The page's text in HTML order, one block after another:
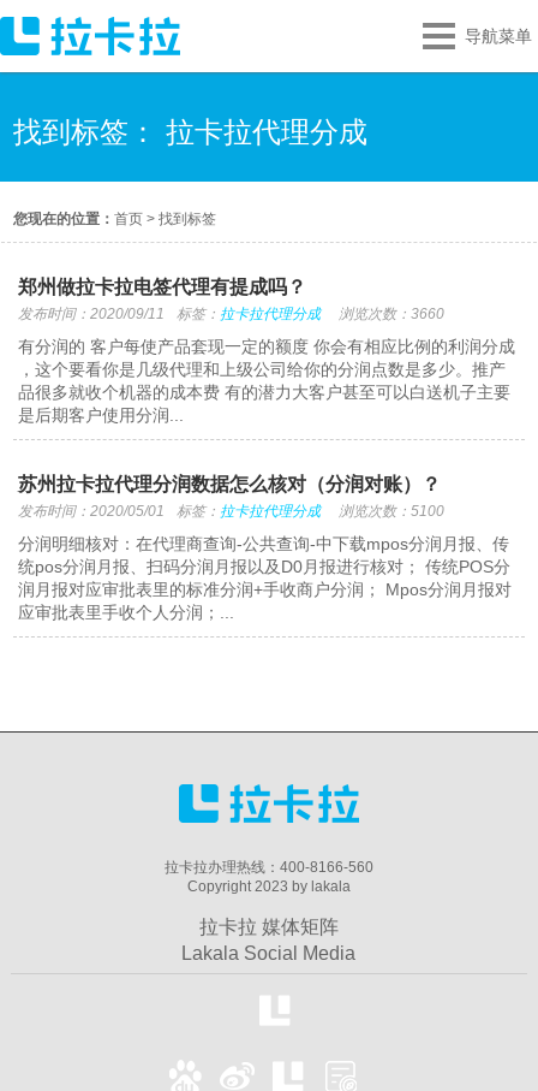
导航菜单
找到标签： 拉卡拉代理分成
您现在的位置：首页 >找到标签
郑州做拉卡拉电签代理有提成吗？
发布时间：2020/09/11 标签： 拉卡拉代理分成 浏览次数：3660
有分润的 客户每使产品套现一定的额度 你会有相应比例的利润分成
，这个要看你是几级代理和上级公司给你的分润点数是多少。推产
品很多就收个机器的成本费 有的潜力大客户甚至可以白送机子主要
是后期客户使用分润...
苏州拉卡拉代理分润数据怎么核对（分润对账）？
发布时间：2020/05/01 标签： 拉卡拉代理分成 浏览次数：5100
分润明细核对：在代理商查询-公共查询-中下载mpos分润月报、传
统pos分润月报、扫码分润月报以及D0月报进行核对； 传统POS分
润月报对应审批表里的标准分润+手收商户分润； Mpos分润月报对
应审批表里手收个人分润；...
拉卡拉办理热线：400-8166-560
Copyright 2023 by lakala
拉卡拉 媒体矩阵
Lakala Social Media